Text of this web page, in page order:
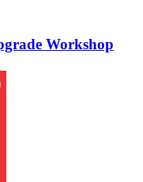
Workshop